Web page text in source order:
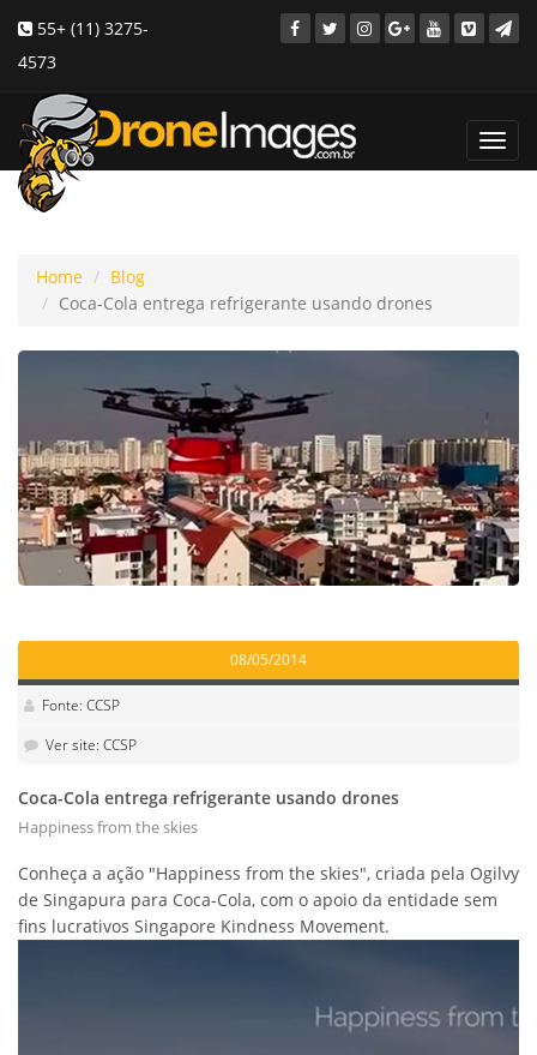
55+ (11) 3275-
4573
Home
Blog
Coca-Cola entrega refrigerante usando drones
08/05/2014
Fonte: CCSP
Ver site: CCSP
Coca-Cola entrega refrigerante usando drones
Happiness from the skies
Conheça a ação "Happiness from the skies", criada pela Ogilvy
de Singapura para Coca-Cola, com o apoio da entidade sem
fins lucrativos Singapore Kindness Movement.